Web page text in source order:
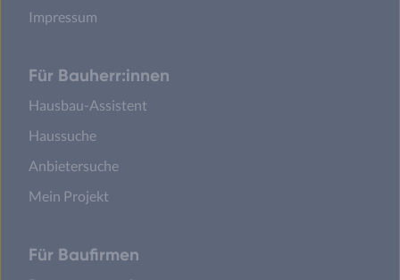
Impressum
Für Bauherr:innen
Hausbau-Assistent
Haussuche
Anbietersuche
Mein Projekt
Für Baufirmen